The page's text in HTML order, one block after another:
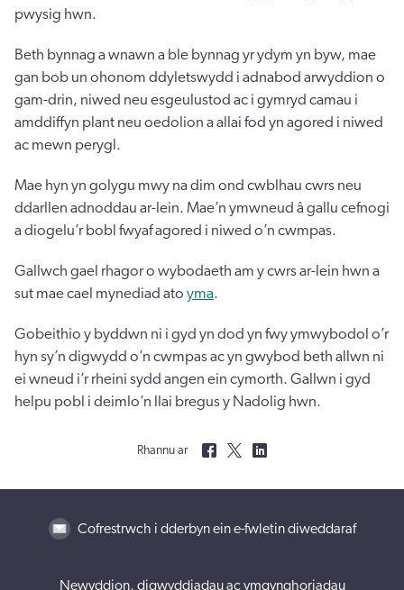
pwysig hwn.
Beth bynnag a wnawn a ble bynnag yr ydym yn byw, mae
gan bob un ohonom ddyletswydd i adnabod arwyddion o
gam-drin, niwed neu esgeulustod ac i gymryd camau i
amddiffyn plant neu oedolion a allai fod yn agored i niwed
ac mewn perygl.
Mae hyn yn golygu mwy na dim ond cwblhau cwrs neu
ddarllen adnoddau ar-lein. Mae’n ymwneud â gallu cefnogi
a diogelu’r bobl fwyaf agored i niwed o’n cwmpas.
Gallwch gael rhagor o wybodaeth am y cwrs ar-lein hwn a
sut mae cael mynediad ato yma.
Gobeithio y byddwn ni i gyd yn dod yn fwy ymwybodol o’r
hyn sy’n digwydd o’n cwmpas ac yn gwybod beth allwn ni
ei wneud i’r rheini sydd angen ein cymorth. Gallwn i gyd
helpu pobl i deimlo’n llai bregus y Nadolig hwn.
Rhannu ar
Cofrestrwch i dderbyn ein e-fwletin diweddaraf
Newyddion, digwyddiadau ac ymgynghoriadau